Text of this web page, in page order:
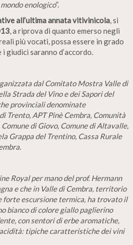
enologico”.
all’ultima annata vitivinicola, si
, a riprova di quanto emerso negli
più vocati, possa essere in grado
i giudici saranno d’accordo.
dal Comitato Mostra Valle di
Strada del Vino e dei Sapori del
provinciali denominate
APT Pinè Cembra, Comunità
di Giovo, Comune di Altavalle,
Grappa del Trentino, Cassa Rurale
Royal per mano del prof. Hermann
e che in Valle di Cembra, territorio
escursione termica, ha trovato il
bianco di colore giallo paglierino
con sentori di erbe aromatiche,
tipiche caratteristiche dei vini